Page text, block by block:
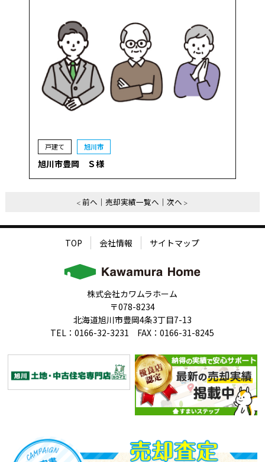
戸建て 旭川市
旭川市豊岡 Ｓ様
前へ 売却実績一覧へ 次へ
TOP 会社情報 サイトマップ
株式会社カワムラホーム
〒078-8234
北海道旭川市豊岡4条3丁目7-13
TEL：0166-32-3231 FAX：0166-31-8245